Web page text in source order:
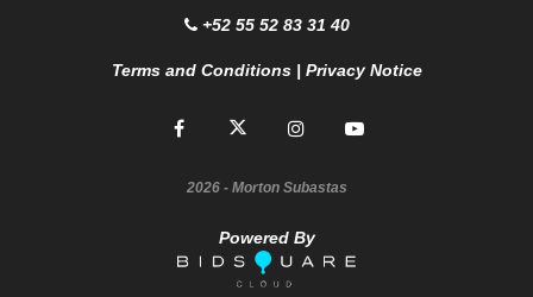
+52 55 52 83 31 40
Terms and Conditions| Privacy Notice
2026- Morton Subastas
Powered By